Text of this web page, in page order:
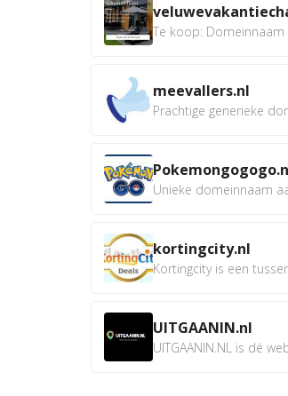
Te koop: Domeinnaam
meevallers.nl
Prachtige generieke
Unieke domeinnaam
kortingcity.nl
Kortingcity is een
UITGAANIN.nl
UITGAANIN.NL is dé